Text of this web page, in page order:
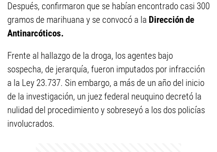
Después, confirmaron que se habían encontrado casi 300
gramos de marihuana y se convocó a la Dirección de
Antinarcóticos.
Frente al hallazgo de la droga, los agentes bajo
sospecha, de jerarquía, fueron imputados por infracción
a la Ley 23.737. Sin embargo, a más de un año del inicio
de la investigación, un juez federal neuquino decretó la
nulidad del procedimiento y sobreseyó a los dos policías
involucrados.